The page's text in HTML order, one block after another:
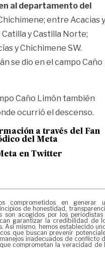
al departamento del
entre Acacias y
y Castilla Norte;
y Chichimene SW.
se dio en el campo Caño
Caño Limón también
ocurrió el descenso.
a través del Fan
del Meta
en Twitter
comprometidos en generar
de honestidad,
son acogidos por los periodistas
garantizar la credibilidad de
Así mismo, hemos establecido
que buscan prevenir
inadecuados de conflicto
comprometan la veracidad de